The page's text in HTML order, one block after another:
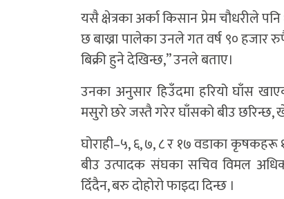
यसै क्षेत्रका अर्का किसान प्रेम चौधरीले
छ बाख्रा पालेका उनले गत वर्ष ९० हजार
बिक्री हुने देखिन्छ,” उनले बताए।
उनका अनुसार हिउँदमा हरियो घाँस
मसुरो छरे जस्तै गरेर घाँसको बीउ छरिन्छ,
घोराही–५, ६, ७, ८ र १७ वडाका
बीउ उत्पादक संघका सचिव विमल
दिँदैन, बरु दोहोरो फाइदा दिन्छ ।